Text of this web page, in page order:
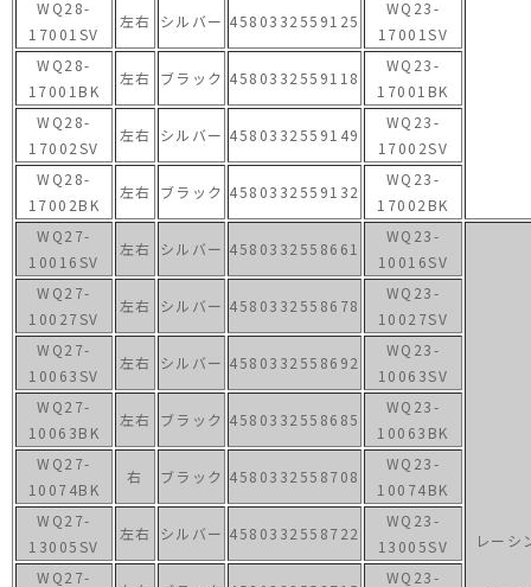
WQ28-
17001SV
左右 シルバー 4580332559125
WQ23-
17001SV
WQ28-
17001BK
左右 ブラック 4580332559118
WQ23-
17001BK
WQ28-
17002SV
左右 シルバー 4580332559149
WQ23-
17002SV
WQ28-
17002BK
左右 ブラック 4580332559132
WQ23-
17002BK
WQ27-
10016SV
左右 シルバー 4580332558661
WQ23-
10016SV
レーシ
WQ27-
10027SV
左右 シルバー 4580332558678
WQ23-
10027SV
WQ27-
10063SV
左右 シルバー 4580332558692
WQ23-
10063SV
WQ27-
10063BK
左右 ブラック 4580332558685
WQ23-
10063BK
WQ27-
10074BK
右 ブラック 4580332558708
WQ23-
10074BK
WQ27-
13005SV
左右 シルバー 4580332558722
WQ23-
13005SV
WQ27-
WQ23-